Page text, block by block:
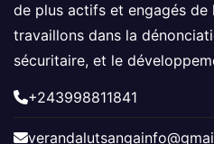
de plus actifs et engagés de
travaillons dans la
sécuritaire, et le
+243998811841